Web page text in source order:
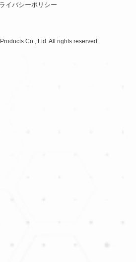
イバシーポリシー
Co., Ltd. All rights reserved